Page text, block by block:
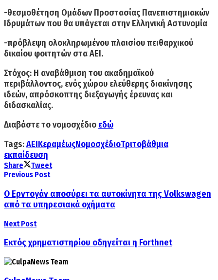
-θεσμοθέτηση Ομάδων Προστασίας Πανεπιστημιακών
Ιδρυμάτων που θα υπάγεται στην Ελληνική Αστυνομία
-πρόβλεψη ολοκληρωμένου πλαισίου πειθαρχικού
δικαίου φοιτητών στα ΑΕΙ.
Στόχος: Η αναβάθμιση του ακαδημαϊκού
περιβάλλοντος, ενός χώρου ελεύθερης διακίνησης
ιδεών, απρόσκοπτης διεξαγωγής έρευνας και
διδασκαλίας.
Διαβάστε το νομοσχέδιο εδώ
Tags:ΑΕΙΚεραμέωςΝομοσχέδιοΤριτοβάθμια
εκπαίδευση
Share
Tweet
Previous Post
Ο Ερντογάν αποσύρει τα αυτοκίνητα της Volkswagen
από τα υπηρεσιακά οχήματα
Next Post
Εκτός χρηματιστηρίου οδηγείται η Forthnet